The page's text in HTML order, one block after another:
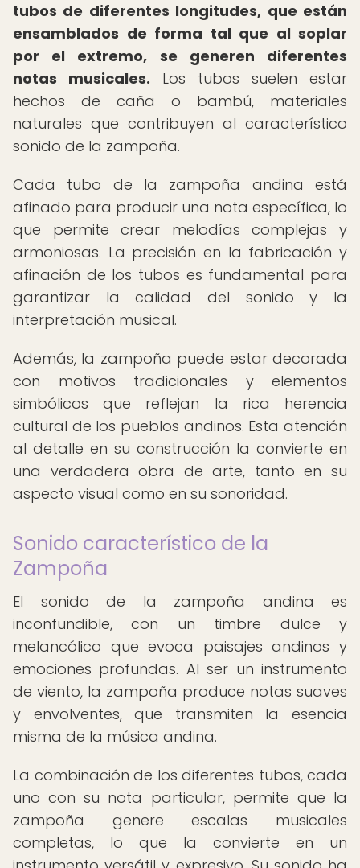
tubos de diferentes longitudes, que están
ensamblados de forma tal que al soplar
por el extremo, se generen diferentes
notas musicales. Los tubos suelen estar
hechos de caña o bambú, materiales
naturales que contribuyen al característico
sonido de la zampoña.
Cada tubo de la zampoña andina está
afinado para producir una nota específica, lo
que permite crear melodías complejas y
armoniosas. La precisión en la fabricación y
afinación de los tubos es fundamental para
garantizar la calidad del sonido y la
interpretación musical.
Además, la zampoña puede estar decorada
con motivos tradicionales y elementos
simbólicos que reflejan la rica herencia
cultural de los pueblos andinos. Esta atención
al detalle en su construcción la convierte en
una verdadera obra de arte, tanto en su
aspecto visual como en su sonoridad.
Sonido característico de la
Zampoña
El sonido de la zampoña andina es
inconfundible, con un timbre dulce y
melancólico que evoca paisajes andinos y
emociones profundas. Al ser un instrumento
de viento, la zampoña produce notas suaves
y envolventes, que transmiten la esencia
misma de la música andina.
La combinación de los diferentes tubos, cada
uno con su nota particular, permite que la
zampoña genere escalas musicales
completas, lo que la convierte en un